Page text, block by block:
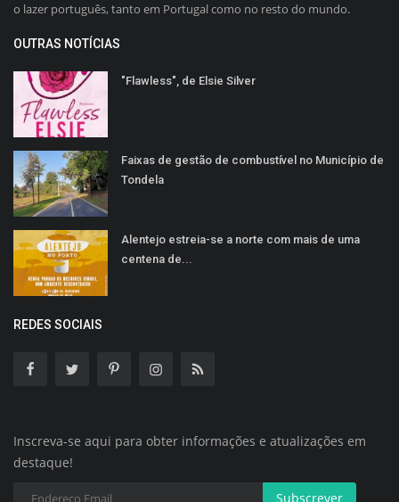
o lazer português, tanto em Portugal como no resto do mundo.
OUTRAS NOTÍCIAS
"Flawless", de Elsie Silver
Faixas de gestão de combustível no Município de
Tondela
Alentejo estreia-se a norte com mais de uma
centena de...
REDES SOCIAIS
Inscreva-se aqui para obter informações e atualizações em
destaque!
Subscrever